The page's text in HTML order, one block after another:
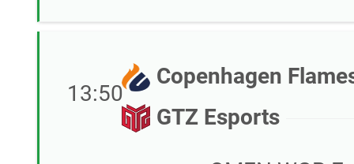
13:50
Copenhagen
GTZ Esports